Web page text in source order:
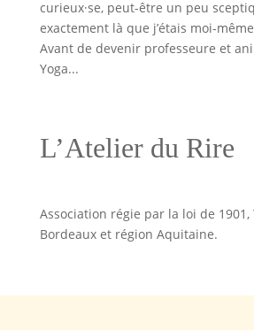
curieux·se, peut-être un peu
exactement là que j’étais moi-
Avant de devenir professeure et
Yoga...
L’Atelier du Rire
Association régie par la loi de 1901,
Bordeaux et région Aquitaine.